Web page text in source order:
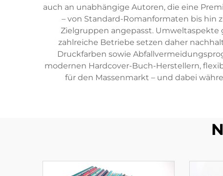
auch an unabhängige Autoren, die eine
– von Standard-Romanformaten bis hin
Zielgruppen angepasst.
zahlreiche Betriebe setzen daher
Druckfarben sowie
modernen Hardcover-Buch-Herstellern,
für den Massenmarkt – und dabei